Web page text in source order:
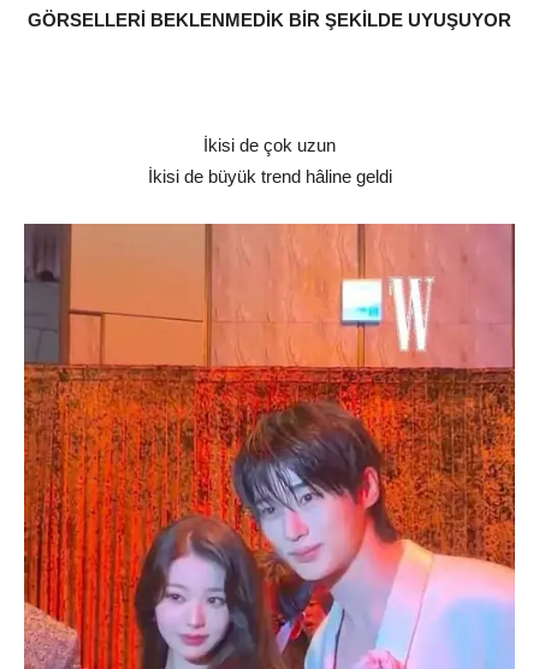
GÖRSELLERİ BEKLENMEDİK BİR ŞEKİLDE UYUŞUYOR
İkisi de çok uzun
İkisi de büyük trend hâline geldi